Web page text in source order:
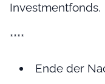
Investmentfonds.
****
Ende der